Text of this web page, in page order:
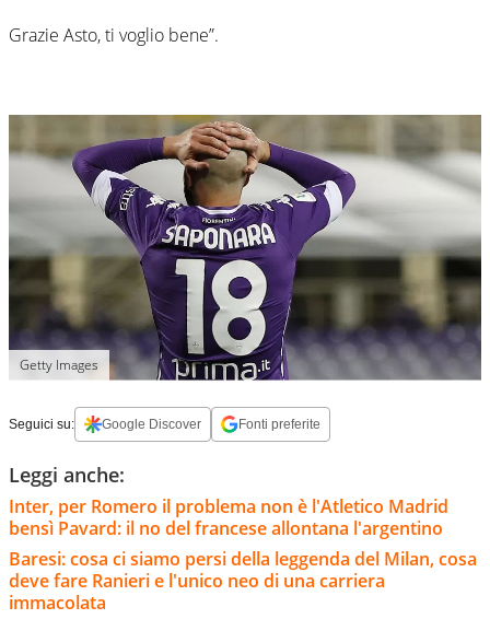
Grazie Asto, ti voglio bene”.
Getty Images
Seguici su: Google Discover Fonti preferite
Leggi anche:
Inter, per Romero il problema non è l'Atletico Madrid
bensì Pavard: il no del francese allontana l'argentino
Baresi: cosa ci siamo persi della leggenda del Milan, cosa
deve fare Ranieri e l'unico neo di una carriera
immacolata